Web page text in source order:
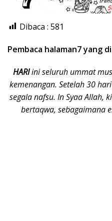
Dibaca : 581
Pembaca halaman7 yang
HARIini seluruh ummat
kemenangan. Setelah 30
segala nafsu. In Syaa Allah,
bertaqwa, sebagaimana